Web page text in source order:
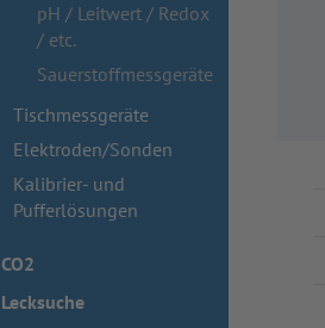
pH / Leitwert / Redox
/ etc.
Sauerstoffmessgeräte
Tischmessgeräte
Elektroden/Sonden
Kalibrier- und
Pufferlösungen
CO2
Lecksuche